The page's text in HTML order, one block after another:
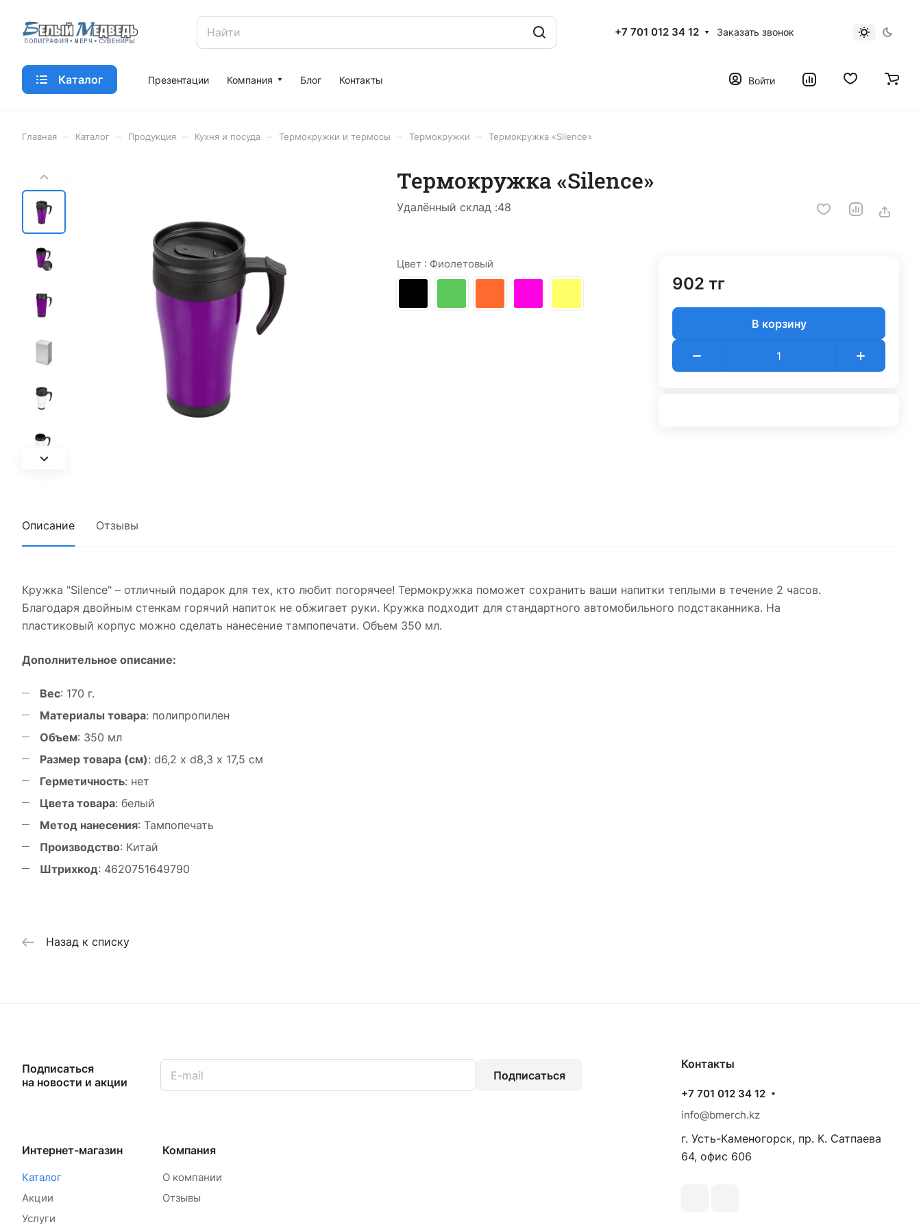
+7 701 012 34 12 Заказать звонок
Каталог Презентации Компания Блог Контакты Войти
Главная Каталог Продукция Кухня и посуда Термокружки и термосы Термокружки Термокружка «Silence»
Термокружка «Silence»
Удалённый склад :48
Цвет : Фиолетовый
902 тг
В корзину
Описание Отзывы
Кружка "Silence" – отличный подарок для тех, кто любит погорячее! Термокружка поможет сохранить ваши напитки теплыми в течение 2 часов.
Благодаря двойным стенкам горячий напиток не обжигает руки. Кружка подходит для стандартного автомобильного подстаканника. На
пластиковый корпус можно сделать нанесение тампопечати. Объем 350 мл.
Дополнительное описание:
Вес: 170 г.
Материалы товара: полипропилен
Объем: 350 мл
Размер товара (см): d6,2 х d8,3 х 17,5 см
Герметичность: нет
Цвета товара: белый
Метод нанесения: Тампопечать
Производство: Китай
Штрихкод: 4620751649790
Назад к списку
Подписаться
на новости и акции
Подписаться
Интернет-магазин
Каталог
Акции
Услуги
Компания
О компании
Отзывы
Контакты
+7 701 012 34 12
info@bmerch.kz
г. Усть-Каменогорск, пр. К. Сатпаева
64, офис 606